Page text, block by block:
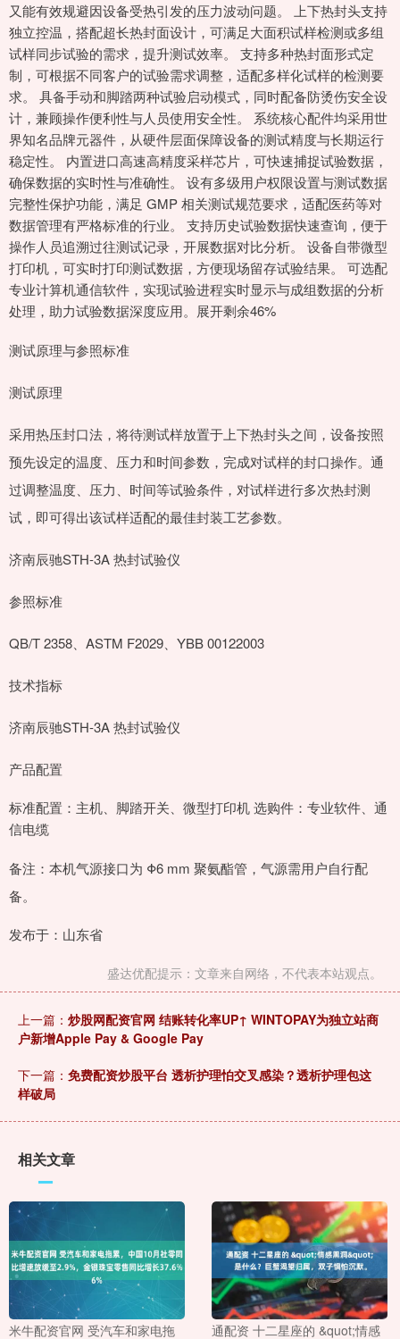
又能有效规避因设备受热引发的压力波动问题。 上下热封头支持
独立控温，搭配超长热封面设计，可满足大面积试样检测或多组
试样同步试验的需求，提升测试效率。 支持多种热封面形式定
制，可根据不同客户的试验需求调整，适配多样化试样的检测要
求。 具备手动和脚踏两种试验启动模式，同时配备防烫伤安全设
计，兼顾操作便利性与人员使用安全性。 系统核心配件均采用世
界知名品牌元器件，从硬件层面保障设备的测试精度与长期运行
稳定性。 内置进口高速高精度采样芯片，可快速捕捉试验数据，
确保数据的实时性与准确性。 设有多级用户权限设置与测试数据
完整性保护功能，满足 GMP 相关测试规范要求，适配医药等对
数据管理有严格标准的行业。 支持历史试验数据快速查询，便于
操作人员追溯过往测试记录，开展数据对比分析。 设备自带微型
打印机，可实时打印测试数据，方便现场留存试验结果。 可选配
专业计算机通信软件，实现试验进程实时显示与成组数据的分析
处理，助力试验数据深度应用。展开剩余46%
测试原理与参照标准
测试原理
采用热压封口法，将待测试样放置于上下热封头之间，设备按照
预先设定的温度、压力和时间参数，完成对试样的封口操作。通
过调整温度、压力、时间等试验条件，对试样进行多次热封测
试，即可得出该试样适配的最佳封装工艺参数。
济南辰驰STH-3A 热封试验仪
参照标准
QB/T 2358、ASTM F2029、YBB 00122003
技术指标
济南辰驰STH-3A 热封试验仪
产品配置
标准配置：主机、脚踏开关、微型打印机 选购件：专业软件、通
信电缆
备注：本机气源接口为 Φ6 mm 聚氨酯管，气源需用户自行配
备。
发布于：山东省
盛达优配提示：文章来自网络，不代表本站观点。
上一篇： 炒股网配资官网 结账转化率UP↑ WINTOPAY为独立站商
户新增Apple Pay & Google Pay
下一篇： 免费配资炒股平台 透析护理怕交叉感染？透析护理包这
样破局
相关文章
米牛配资官网 受汽车和家电拖
通配资 十二星座的 &quot;情感